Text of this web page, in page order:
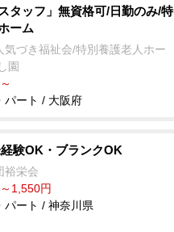
タッフ」無資格可/日勤のみ/特
ーム
気づき福祉会/特別養護老人ホー
園
パート / 大阪府
験OK・ブランクOK
裕栄会
1,550円
パート / 神奈川県